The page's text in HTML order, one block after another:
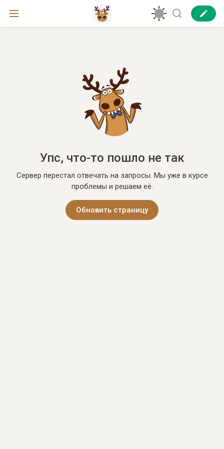
Упс, что-то пошло не так
Сервер перестал отвечать на запросы. Мы уже в курсе
проблемы и решаем её.
Обновить страницу